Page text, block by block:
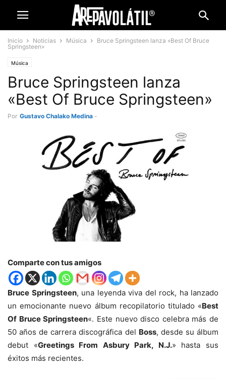
Inicio Noticias Música
Bruce Springsteen lanza «Best Of Bruce
Springsteen»
Música
Bruce Springsteen lanza
«Best Of Bruce Springsteen»
Por Gustavo Chalako Medina -
Comparte con tus amigos
Bruce Springsteen, una leyenda viva del rock, ha lanzado
un emocionante nuevo álbum recopilatorio titulado «Best
Of Bruce Springsteen«. Este nuevo disco celebra más de
50 años de carrera discográfica del Boss, desde su álbum
debut «Greetings From Asbury Park, N.J.» hasta sus
éxitos más recientes.